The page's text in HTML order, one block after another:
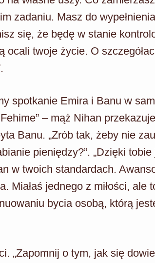
zadaniu. Masz do
się, że będę w stanie
ocali twoje życie. O
spotkanie Emira i Banu w
– mąż Nihan
Banu. „Zrób tak, żeby nie
pieniędzy?”. „Dzięki
w twoich standardach.
Miałaś jednego z miłości, ale
bycia osobą, którą
„Zapomnij o tym, jak się